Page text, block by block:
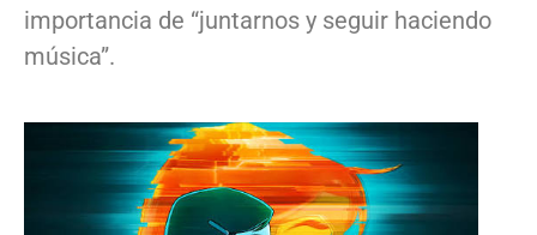
importancia de “juntarnos y seguir haciendo
música”.